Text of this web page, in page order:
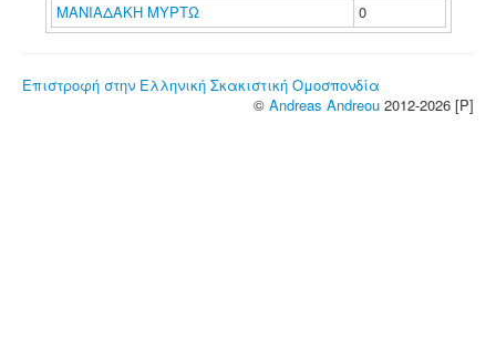
ΜΑΝΙΑΔΑΚΗ ΜΥΡΤΩ
0
Επιστροφή στην Ελληνική Σκακιστική Ομοσπονδία
© Andreas Andreou 2012-2026 [P]